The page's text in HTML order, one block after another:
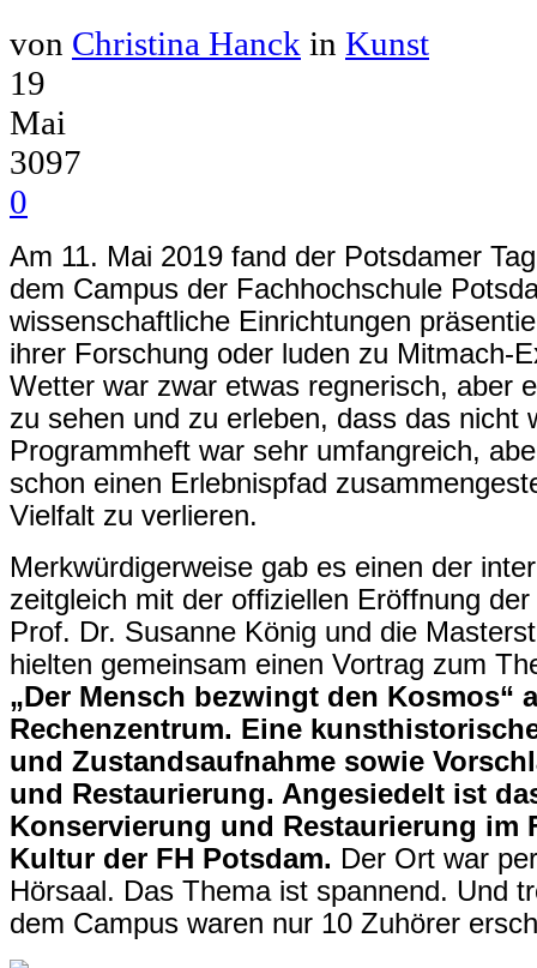
von Christina Hanck in Kunst
19
Mai
3097
0
Am 11. Mai 2019 fand der Potsdamer
dem Campus der Fachhochschule
wissenschaftliche Einrichtungen
ihrer Forschung oder luden zu Mitmach-
Wetter war zwar etwas regnerisch, aber
zu sehen und zu erleben, dass das nicht
Programmheft war sehr umfangreich,
schon einen Erlebnispfad
Vielfalt zu verlieren.
Merkwürdigerweise gab es einen der
zeitgleich mit der offiziellen Eröffnung
Prof. Dr. Susanne König und die
hielten gemeinsam einen Vortrag zum
„Der Mensch bezwingt den Kosmos“
Rechenzentrum. Eine
und Zustandsaufnahme sowie
und Restaurierung. Angesiedelt ist
Konservierung und Restaurierung im
Kultur der FH Potsdam. Der Ort war
Hörsaal. Das Thema ist spannend. Und
dem Campus waren nur 10 Zuhörer